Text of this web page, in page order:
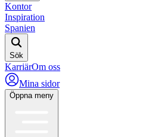
Kontor
Inspiration
Spanien
Sök
KarriärOm oss
Mina sidor
Öppna meny